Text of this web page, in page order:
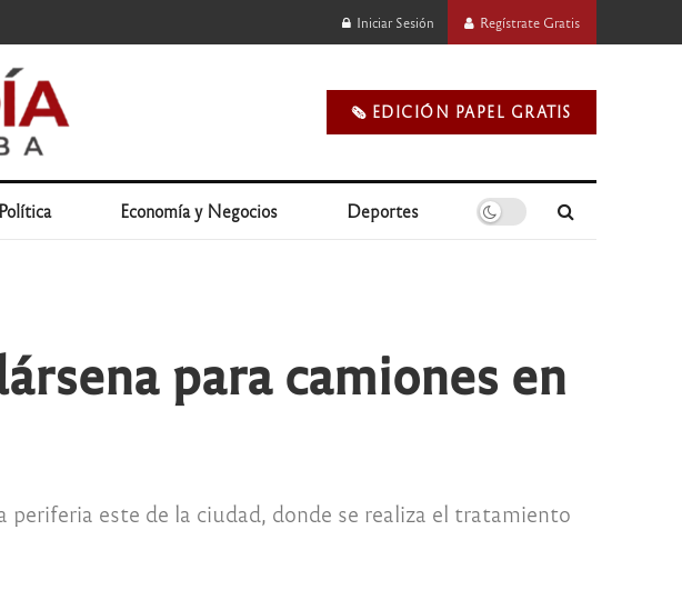
Iniciar Sesión Regístrate Gratis
🗞️ EDICIÓN PAPEL GRATIS
Política Economía y Negocios Deportes
para camiones en
este de la ciudad, donde se realiza el tratamiento